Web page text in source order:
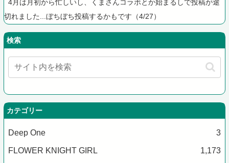
4月は月初から忙しいし、くまさんコラボとか始まるしで投稿が途
切れました...ぼちぼち投稿するかもです（4/27）
検索
カテゴリー
Deep One 3
FLOWER KNIGHT GIRL 1,173